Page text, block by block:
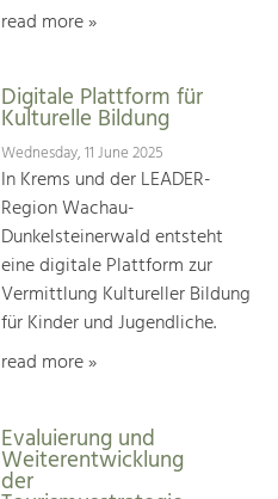
read more »
Digitale Plattform für
Kulturelle Bildung
Wednesday, 11 June 2025
In Krems und der LEADER-
Region Wachau-
Dunkelsteinerwald entsteht
eine digitale Plattform zur
Vermittlung Kultureller Bildung
für Kinder und Jugendliche.
read more »
Evaluierung und
Weiterentwicklung
der